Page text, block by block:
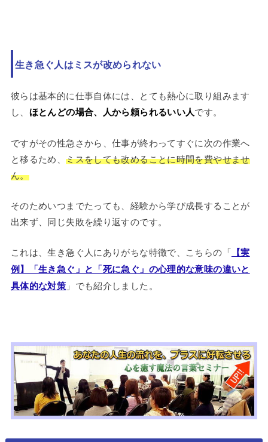
生き急ぐ人はミスが改められない
彼らは基本的に仕事自体には、とても熱心に取り組みます
し、 ほとんどの場合、人から頼られるいい人です。
ですがその性急さから、仕事が終わってすぐに次の作業へ
と移るため、ミスをしても改めることに時間を費やせませ
ん。
そのためいつまでたっても、経験から学び成長することが
出来ず、同じ失敗を繰り返すのです。
これは、生き急ぐ人にありがちな特徴で、こちらの「 【実
例】「生き急ぐ」と「死に急ぐ」の心理的な意味の違いと
具体的な対策 」でも紹介しました。